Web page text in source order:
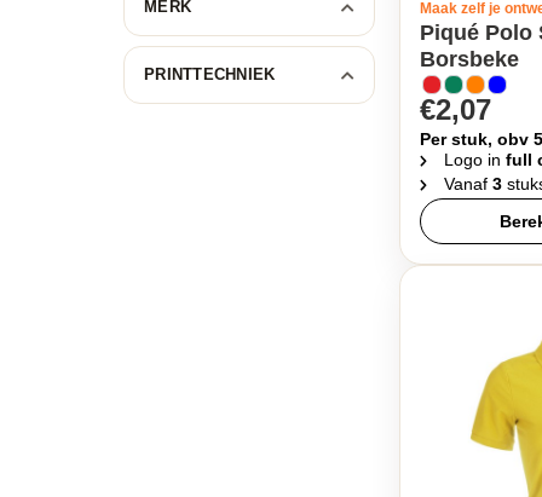
MERK
PRINTTECHNIEK
Maak zelf je
Piqué Polo
Borsbeke
€2,07
Per stuk, obv
Logo in full
Vanaf 3